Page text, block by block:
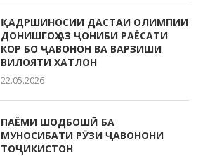
ҚАДРШИНОСИИ ДАСТАИ ОЛИМПИИ
ДОНИШГОҲ АЗ ҶОНИБИ РАЁСАТИ
КОР БО ҶАВОНОН ВА ВАРЗИШИ
ВИЛОЯТИ ХАТЛОН
22.05.2026
ПАЁМИ ШОДБОШӢ БА
МУНОСИБАТИ РӮЗИ ҶАВОНОНИ
ТОҶИКИСТОН